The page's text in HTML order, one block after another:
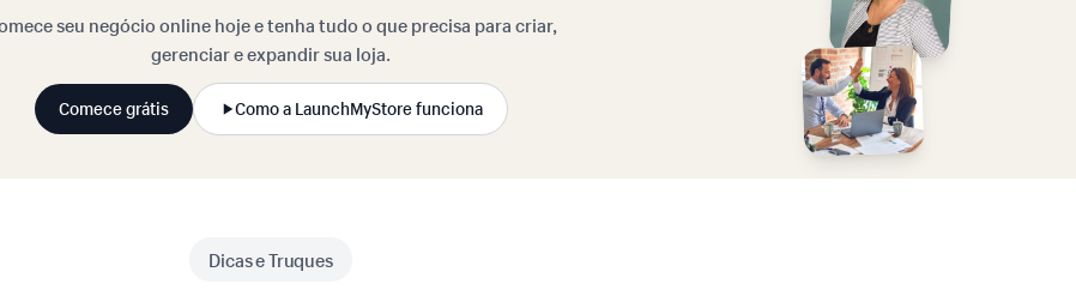
seu negócio online hoje e tenha tudo o que precisa para criar,
gerenciar e expandir sua loja.
Comece grátis Como a LaunchMyStore funciona
Dicas e Truques